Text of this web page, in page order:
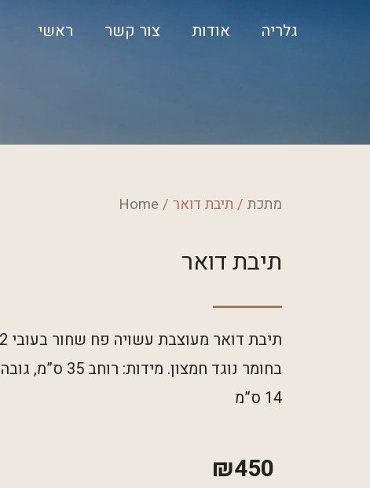
ראשי צור קשר אודות גלריה
Home / מתכת / תיבת דואר
תיבת דואר
14 ס”מ
₪450